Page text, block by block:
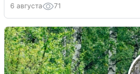
6 августа 71